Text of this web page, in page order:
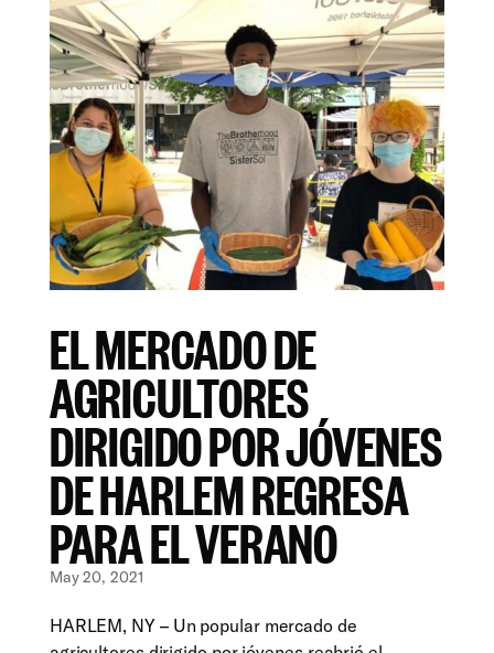
EL MERCADO DE
AGRICULTORES
DIRIGIDO POR JÓVENES
DE HARLEM REGRESA
PARA EL VERANO
May 20, 2021
HARLEM, NY – Un popular mercado de